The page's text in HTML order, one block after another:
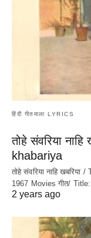
हिंदी गीतमाला LYRICS
तोहे संवरिया
khabariya
तोहे संवरिया नाहि
1967 Movies गीत/
2 years ago